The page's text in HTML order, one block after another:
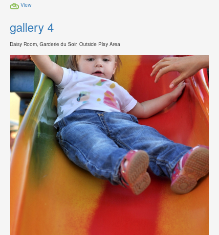
View
gallery 4
Daisy Room, Garderie du Soir, Outside Play Area